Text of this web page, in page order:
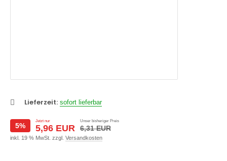
Lieferzeit: sofort lieferbar
Jetzt nur
5,96 EUR
Unser bisheriger Preis
6,31 EUR
5%
inkl. 19 % MwSt. zzgl. Versandkosten